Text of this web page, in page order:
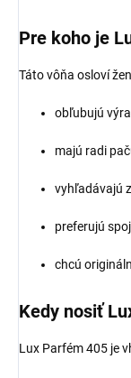
Pre koho je
Táto vôňa osloví
obľubujú
majú radi
vyhľadávajú
preferujú
chcú
Kedy nosiť
Lux Parfém 405 je